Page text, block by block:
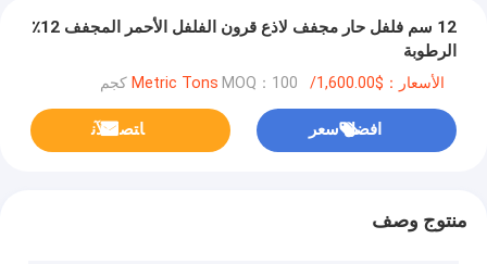
12 سم فلفل حار مجفف لاذع قرون الفلفل الأحمر المجفف 12٪
الرطوبة
الأسعار：$1,600.00/Metric Tons MOQ：100 كجم
افضل سعر ﺎﺘﺼﻟ ﺍﻶﻧ
منتوج وصف